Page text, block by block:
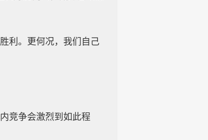
利。更何况，我们自己
竞争会激烈到如此程